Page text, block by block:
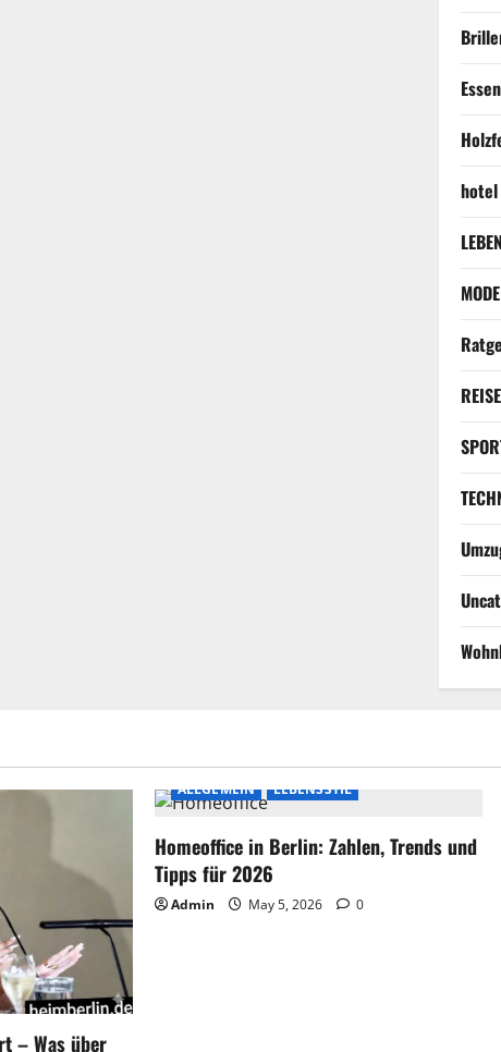
Essen
hotel
MODE
– Was über
ALLGEMEIN LEBENSSTIL
Homeoffice in Berlin: Zahlen, Trends und
Tipps für 2026
Admin May 5, 2026 0